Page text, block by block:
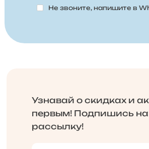
Не звоните, напишите в
Узнавай о скидках и
первым! Подпишись
рассылку!